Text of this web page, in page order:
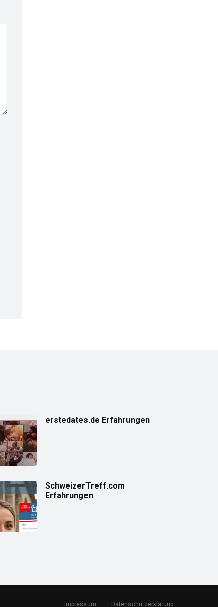
erstedates.de Erfahrungen
SchweizerTreff.com
Erfahrungen
Impressum Datenschutzerklärung